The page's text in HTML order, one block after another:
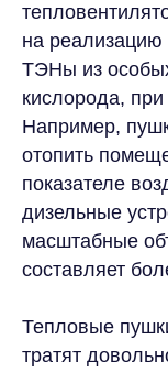
на
ТЭНы из
кислорода,
Например,
отопить
показателе
дизельные
масштабные
составляет
Тепловые
тратят